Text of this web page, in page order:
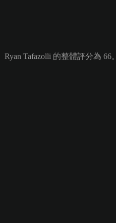
Tafazolli 的整體評分為 66。